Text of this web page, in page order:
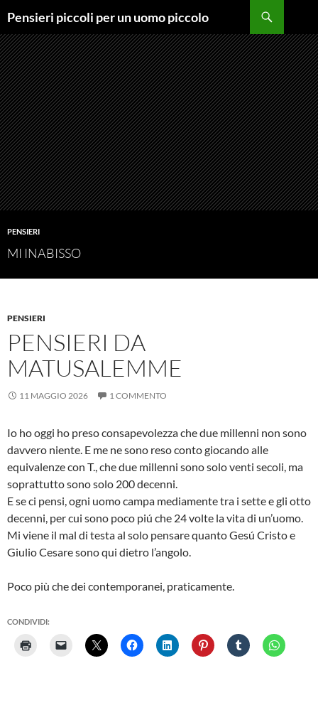
contenuto
Pensieri piccoli per un uomo piccolo
PENSIERI
MI INABISSO
PENSIERI
PENSIERI DA
MATUSALEMME
11 MAGGIO 2026 1 COMMENTO
Io ho oggi ho preso consapevolezza che due millenni non sono
davvero niente. E me ne sono reso conto giocando alle
equivalenze con T., che due millenni sono solo venti secoli, ma
soprattutto sono solo 200 decenni.
E se ci pensi, ogni uomo campa mediamente tra i sette e gli otto
decenni, per cui sono poco piú che 24 volte la vita di un’uomo.
Mi viene il mal di testa al solo pensare quanto Gesú Cristo e
Giulio Cesare sono qui dietro l’angolo.
Poco più che dei contemporanei, praticamente.
CONDIVIDI: